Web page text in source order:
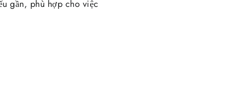
gần, phù hợp cho việc